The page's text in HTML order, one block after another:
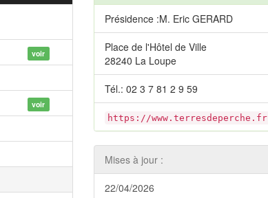
voir
voir
Présidence :M. Eric GERARD
Place de l'Hôtel de Ville
28240 La Loupe
Tél.: 02 3 7 81 2 9 59
https://www.terresdeperche.fr
Mises à jour :
22/04/2026